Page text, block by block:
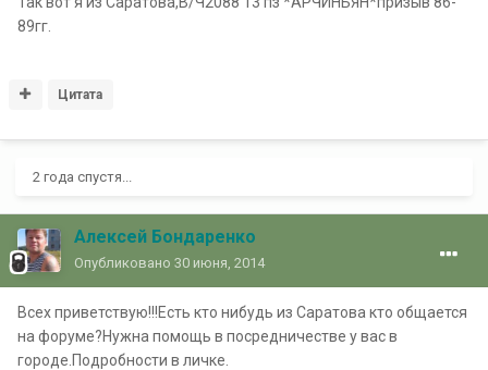
89гг.
Цитата
2 года спустя...
Алексей Бондаренко
Опубликовано 30 июня, 2014
Всех приветствую!!!Есть кто нибудь из Саратова кто общается
на форуме?Нужна помощь в посредничестве у вас в
городе.Подробности в личке.